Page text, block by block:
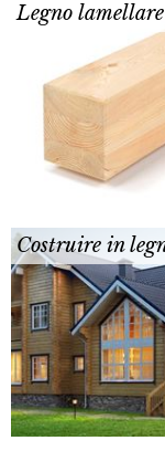
Legno lamellare
Costruire in